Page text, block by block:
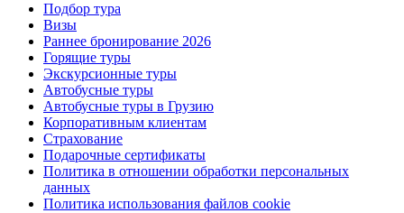
Подбор тура
Визы
Раннее бронирование 2026
Горящие туры
Экскурсионные туры
Автобусные туры
Автобусные туры в Грузию
Корпоративным клиентам
Страхование
Подарочные сертификаты
Политика в отношении обработки персональных
данных
Политика использования файлов cookie